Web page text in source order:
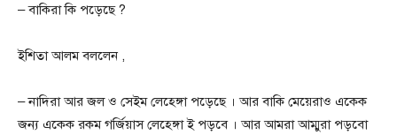
– বাকিরা কি পড়েছে ?
ইশিতা আলম বললেন ,
– নাদিরা আর জল‌ ও সেইম লেহেঙ্গা পড়েছে । আর বাকি মেয়েরাও একেক
জন্য একেক রকম গর্জিয়াস লেহেঙ্গা ই পড়বে । আর আমরা আম্মুরা পড়বো